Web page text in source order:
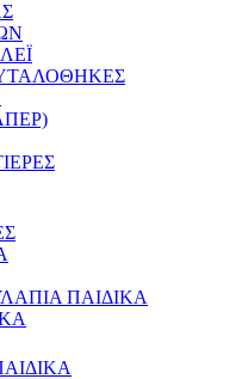
ΠΑΙΔΙΚΑ